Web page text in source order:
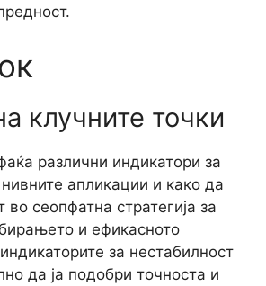
клучните точки
различни индикатори за
апликации и како да
во сеопфатна стратегија за
и ефикасното
за нестабилност
да ја подобри точноста и